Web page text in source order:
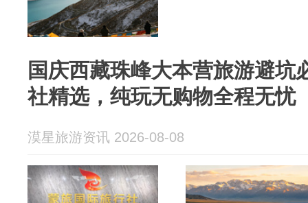
国庆西藏珠峰大本营旅游避坑
社精选，纯玩无购物全程无忧
漠星旅游资讯 2026-08-08